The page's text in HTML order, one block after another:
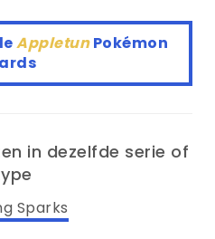
AppletunPokémon
in dezelfde serie of
Sparks